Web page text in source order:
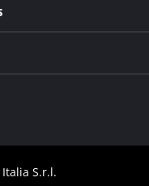
S.r.l.